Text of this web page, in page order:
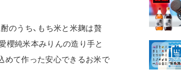
のうち、もち米と米麹は贅
櫻純米本みりんの造り手と
めて作った安心できるお米で